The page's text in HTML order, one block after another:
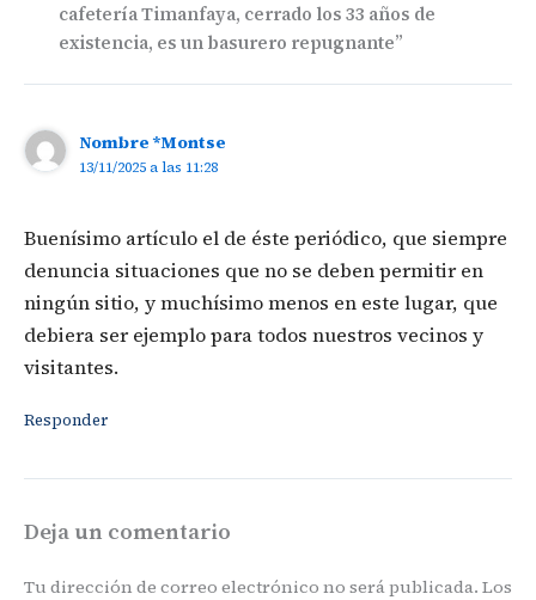
cafetería Timanfaya, cerrado los 33 años de
existencia, es un basurero repugnante”
Nombre *Montse
13/11/2025 a las 11:28
Buenísimo artículo el de éste periódico, que siempre
denuncia situaciones que no se deben permitir en
ningún sitio, y muchísimo menos en este lugar, que
debiera ser ejemplo para todos nuestros vecinos y
visitantes.
Responder
Deja un comentario
Tu dirección de correo electrónico no será publicada. Los